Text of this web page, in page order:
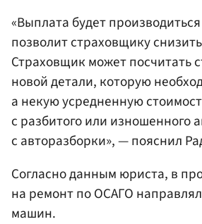
«Выплата будет
позволит страховщику
Страховщик может посчитать
новой детали, которую
а некую усредненную
с разбитого или изношенного
с авторазборки», — пояснил
Согласно данным юриста, в
на ремонт по ОСАГО
машин.